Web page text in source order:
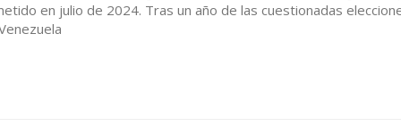
en julio de 2024. Tras un año de las cuestionadas